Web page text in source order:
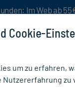
Im Web ab
Cookie-
um zu erfahren,
Nutzererfahrung